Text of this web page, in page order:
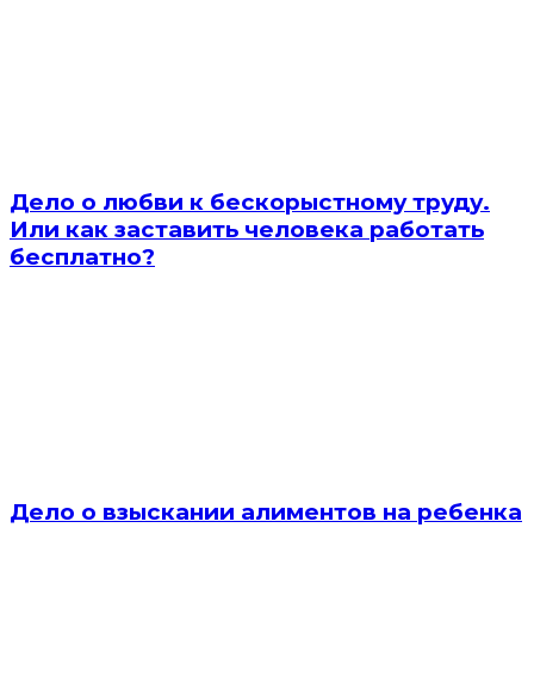
Дело о любви к бескорыстному труду.
Или как заставить человека работать
бесплатно?
Дело о взыскании алиментов на ребенка